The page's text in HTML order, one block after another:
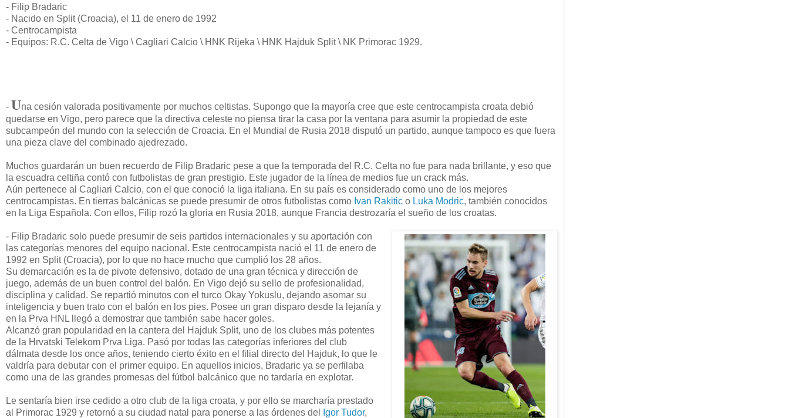
- Filip Bradaric
- Nacido en Split (Croacia), el 11 de enero de 1992
- Centrocampista
- Equipos: R.C. Celta de Vigo \ Cagliari Calcio \ HNK Rijeka \ HNK Hajduk Split \ NK Primorac 1929.
- Una cesión valorada positivamente por muchos celtistas. Supongo que la mayoría cree que este centrocampista croata debió
quedarse en Vigo, pero parece que la directiva celeste no piensa tirar la casa por la ventana para asumir la propiedad de este
subcampeón del mundo con la selección de Croacia. En el Mundial de Rusia 2018 disputó un partido, aunque tampoco es que fuera
una pieza clave del combinado ajedrezado.
Muchos guardarán un buen recuerdo de Filip Bradaric pese a que la temporada del R.C. Celta no fue para nada brillante, y eso que
la escuadra celtiña contó con futbolistas de gran prestigio. Este jugador de la línea de medios fue un crack más.
Aún pertenece al Cagliari Calcio, con el que conoció la liga italiana. En su país es considerado como uno de los mejores
centrocampistas. En tierras balcánicas se puede presumir de otros futbolistas como Ivan Rakitic o Luka Modric, también conocidos
en la Liga Española. Con ellos, Filip rozó la gloria en Rusia 2018, aunque Francia destrozaría el sueño de los croatas.
- Filip Bradaric solo puede presumir de seis partidos internacionales y su aportación con
las categorías menores del equipo nacional. Este centrocampista nació el 11 de enero de
1992 en Split (Croacia), por lo que no hace mucho que cumplió los 28 años.
Su demarcación es la de pivote defensivo, dotado de una gran técnica y dirección de
juego, además de un buen control del balón. En Vigo dejó su sello de profesionalidad,
disciplina y calidad. Se repartió minutos con el turco Okay Yokuslu, dejando asomar su
inteligencia y buen trato con el balón en los pies. Posee un gran disparo desde la lejanía y
en la Prva HNL llegó a demostrar que también sabe hacer goles.
Alcanzó gran popularidad en la cantera del Hajduk Split, uno de los clubes más potentes
de la Hrvatski Telekom Prva Liga. Pasó por todas las categorías inferiores del club
dálmata desde los once años, teniendo cierto éxito en el filial directo del Hajduk, lo que le
valdría para debutar con el primer equipo. En aquellos inicios, Bradaric ya se perfilaba
como una de las grandes promesas del fútbol balcánico que no tardaría en explotar.
Le sentaría bien irse cedido a otro club de la liga croata, y por ello se marcharía prestado
al Primorac 1929 y retornó a su ciudad natal para ponerse a las órdenes del
Igor Tudor,